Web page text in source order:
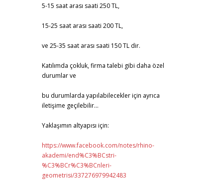
5-15 saat arası saati 250 TL,
15-25 saat arası saati 200 TL,
ve 25-35 saat arası saati 150 TL dir.
Katılımda çokluk, firma talebi gibi daha özel
durumlar ve
bu durumlarda yapılabilecekler için ayrıca
iletişime geçilebilir...
Yaklaşımın altyapısı için:
https://www.facebook.com/notes/rhino-
akademi/end%C3%BCstri-
%C3%BCr%C3%BCnleri-
geometrisi/337276979942483